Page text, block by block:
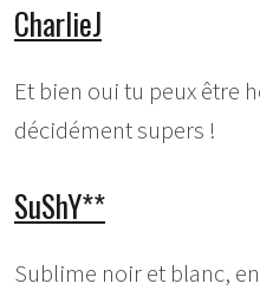
CharlieJ
Et bien oui tu peux être
décidément supers !
SuShY**
Sublime noir et blanc,